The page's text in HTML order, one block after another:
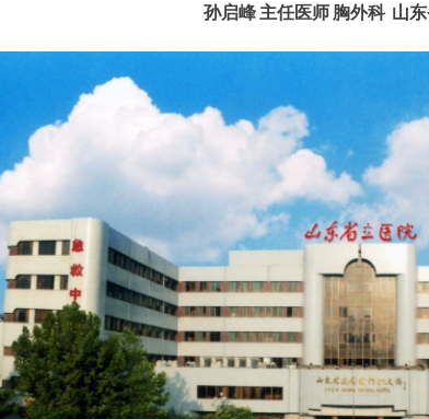
孙启峰 主任医师 胸外科 山